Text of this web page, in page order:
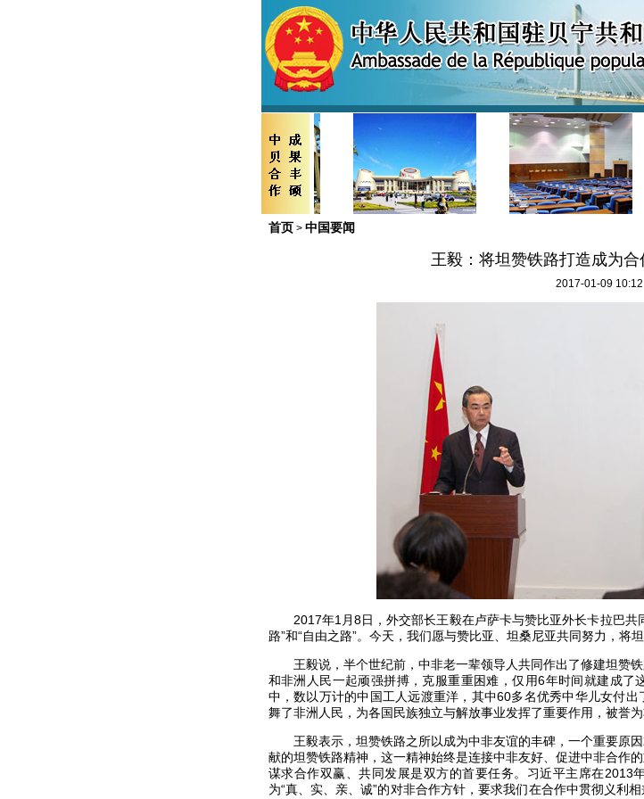
首页 > 中国要闻
王毅：将坦赞铁路打造成为
2017-01-09 10:12
2017年1月8日，外交部长王毅在卢萨卡与赞比亚外长卡拉巴共
路”和“自由之路”。今天，我们愿与赞比亚、坦桑尼亚共同努力，将
王毅说，半个世纪前，中非老一辈领导人共同作出了修建坦赞铁
和非洲人民一起顽强拼搏，克服重重困难，仅用6年时间就建成了
中，数以万计的中国工人远渡重洋，其中60多名优秀中华儿女付
舞了非洲人民，为各国民族独立与解放事业发挥了重要作用，被誉为
王毅表示，坦赞铁路之所以成为中非友谊的丰碑，一个重要原
献的坦赞铁路精神，这一精神始终是连接中非友好、促进中非合作
谋求合作双赢、共同发展是双方的首要任务。习近平主席在2013
为“真、实、亲、诚”的对非合作方针，要求我们在合作中贯彻义利